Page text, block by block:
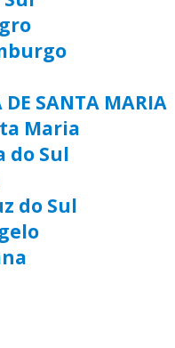
DE SANTA MARIA
Maria
do Sul
do Sul